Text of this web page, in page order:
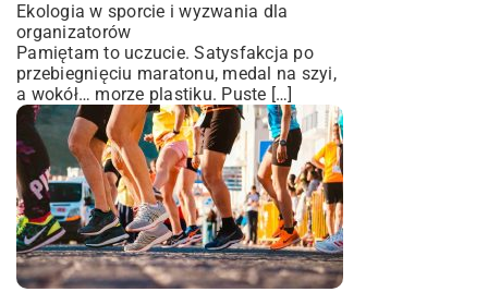
Ekologia w sporcie i wyzwania dla
organizatorów
Pamiętam to uczucie. Satysfakcja po
przebiegnięciu maratonu, medal na szyi,
a wokół… morze plastiku. Puste […]